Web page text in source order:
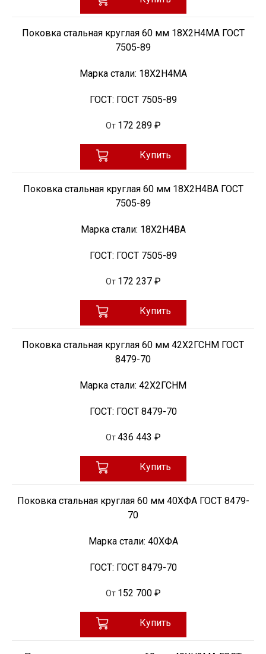
Поковка стальная круглая 60 мм 18Х2Н4МА ГОСТ
7505-89
Марка стали: 18Х2Н4МА
ГОСТ: ГОСТ 7505-89
От 172 289 ₽
Купить
Поковка стальная круглая 60 мм 18Х2Н4ВА ГОСТ
7505-89
Марка стали: 18Х2Н4ВА
ГОСТ: ГОСТ 7505-89
От 172 237 ₽
Купить
Поковка стальная круглая 60 мм 42Х2ГСНМ ГОСТ
8479-70
Марка стали: 42Х2ГСНМ
ГОСТ: ГОСТ 8479-70
От 436 443 ₽
Купить
Поковка стальная круглая 60 мм 40ХФА ГОСТ 8479-
70
Марка стали: 40ХФА
ГОСТ: ГОСТ 8479-70
От 152 700 ₽
Купить